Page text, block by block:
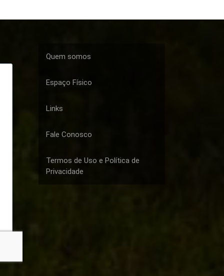
Quem somos
Espaço Físico
Links
Fale Conosco
Termos de Uso e Política de
Privacidade